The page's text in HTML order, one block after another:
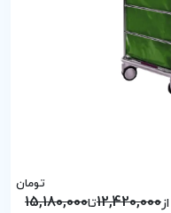
از12,420,000تا15,180,000
تومان